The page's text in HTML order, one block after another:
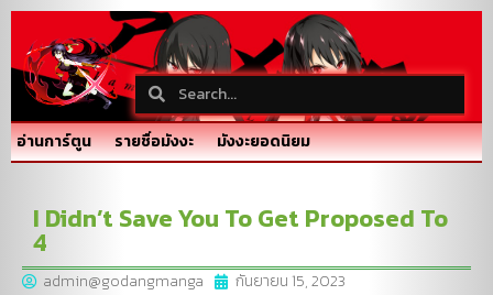
อ่านการ์ตูน รายชื่อมังงะ มังงะยอดนิยม
I Didn’t Save You To Get Proposed To
4
admin@godangmanga
กันยายน 15, 2023